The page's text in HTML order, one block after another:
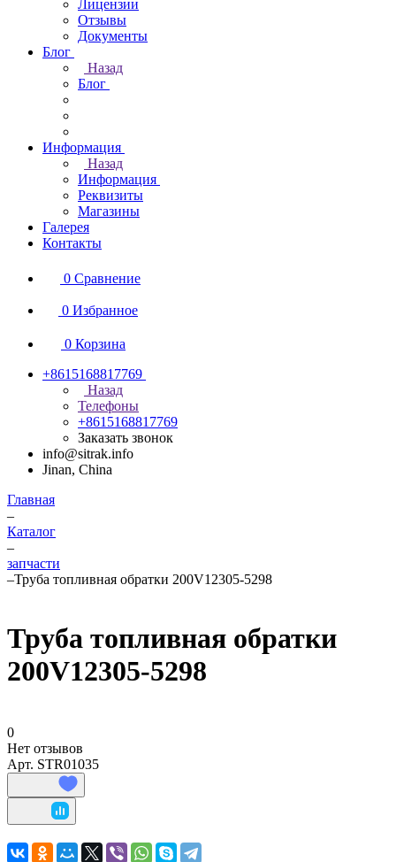
Лицензии
Отзывы
Документы
Блог
Назад
Блог
Информация
Назад
Информация
Реквизиты
Магазины
Галерея
Контакты
0 Сравнение
0 Избранное
0 Корзина
+8615168817769
Назад
Телефоны
+8615168817769
Заказать звонок
info@sitrak.info
Jinan, China
Главная
–
Каталог
–
запчасти
–Труба топливная обратки 200V12305-5298
Труба топливная обратки
200V12305-5298
0
Нет отзывов
Арт. STR01035